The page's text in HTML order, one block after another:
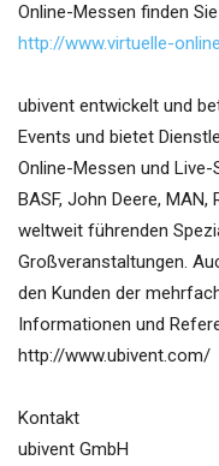
Online-Messen finden
http://www.virtuelle-
ubivent entwickelt und
Events und bietet
Online-Messen und
BASF, John Deere,
weltweit führenden
Großveranstaltungen.
den Kunden der
Informationen und
http://www.ubivent.com/
Kontakt
ubivent GmbH